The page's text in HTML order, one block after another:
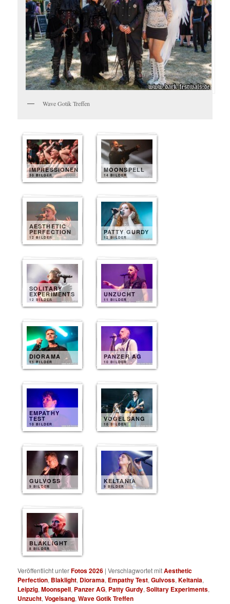
Wave Gotik Treffen
IMPRESSIONEN
30 BILDER
MOONSPELL
14 BILDER
AESTHETIC
PERFECTION
12 BILDER
PATTY GURDY
12 BILDER
SOLITARY
EXPERIMENTS
12 BILDER
UNZUCHT
11 BILDER
DIORAMA
11 BILDER
PANZER AG
10 BILDER
EMPATHY
TEST
10 BILDER
VOGELSANG
10 BILDER
GULVOSS
9 BILDER
KELTANIA
9 BILDER
BLAKLIGHT
8 BILDER
Veröffentlicht unterFotos 2026 |Verschlagwortet mitAesthetic
Perfection, Blaklight, Diorama, Empathy Test,Gulvoss,Keltania,
Leipzig,Moonspell, Panzer AG, Patty Gurdy,Solitary Experiments,
Unzucht,Vogelsang,Wave Gotik Treffen